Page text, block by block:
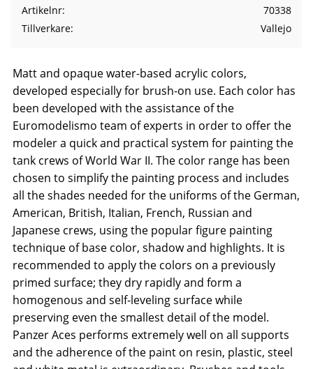
Artikelnr
70338
Tillverkare
Vallejo
Matt and opaque water-based acrylic colors,
developed especially for brush-on use. Each color has
been developed with the assistance of the
Euromodelismo team of experts in order to offer the
modeler a quick and practical system for painting the
tank crews of World War II. The color range has been
chosen to simplify the painting process and includes
all the shades needed for the uniforms of the German,
American, British, Italian, French, Russian and
Japanese crews, using the popular figure painting
technique of base color, shadow and highlights. It is
recommended to apply the colors on a previously
primed surface; they dry rapidly and form a
homogenous and self-leveling surface while
preserving even the smallest detail of the model.
Panzer Aces performs extremely well on all supports
and the adherence of the paint on resin, plastic, steel